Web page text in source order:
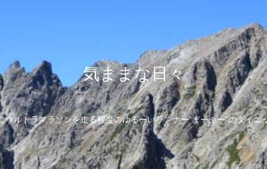
気ままな日々
ウルトラマラソンを走る程度のゆるーいランナー”まーぶー”のダイエ